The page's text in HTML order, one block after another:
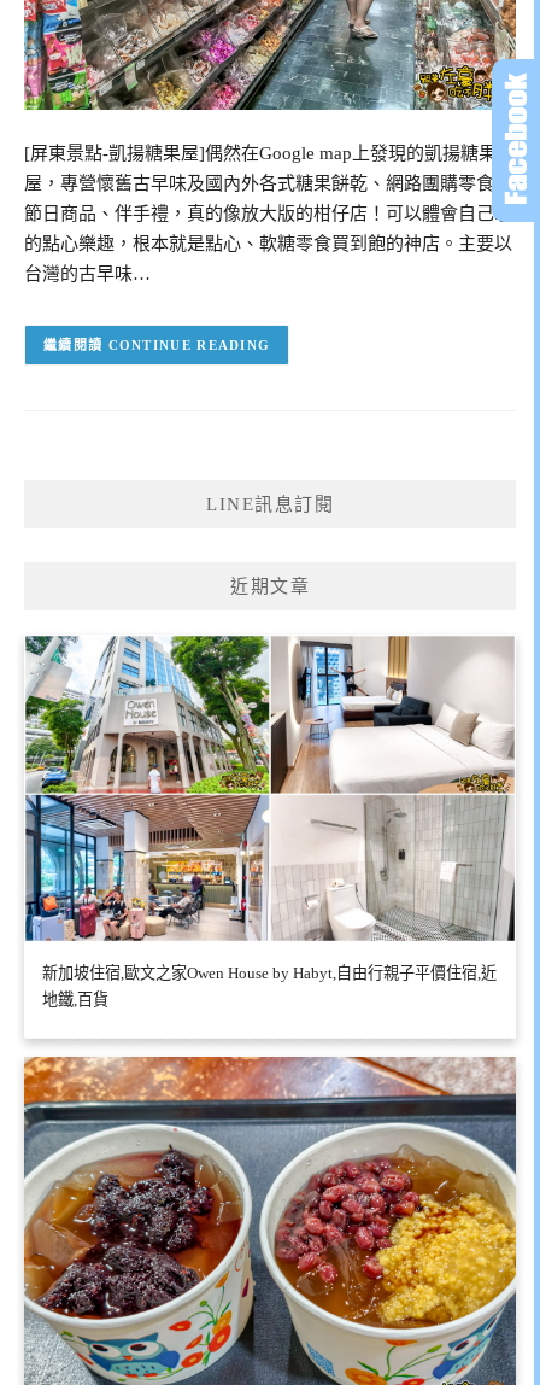
[屏東景點-凱揚糖果屋]偶然在Google map上發現的凱揚糖果
屋，專營懷舊古早味及國內外各式糖果餅乾、網路團購零食、
節日商品、伴手禮，真的像放大版的柑仔店！可以體會自己拿
的點心樂趣，根本就是點心、軟糖零食買到飽的神店。主要以
台灣的古早味…
CONTINUE READING
LINE訊息訂閱
近期文章
新加坡住宿,歐文之家Owen House by Habyt,自由行親子平價住宿,近
地鐵,百貨